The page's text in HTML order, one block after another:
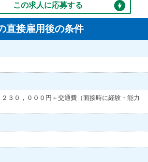
この求人に応募する
直接雇用後の条件
３０，０００円＋交通費（面接時に経験・能力